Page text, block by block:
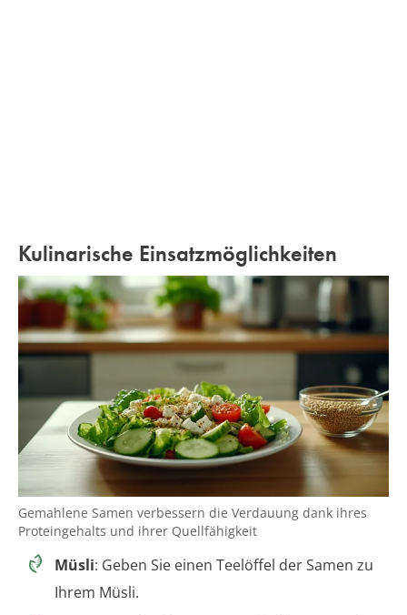
Kulinarische Einsatzmöglichkeiten
Gemahlene Samen verbessern die Verdauung dank ihres
Proteingehalts und ihrer Quellfähigkeit
Müsli: Geben Sie einen Teelöffel der Samen zu
Ihrem Müsli.